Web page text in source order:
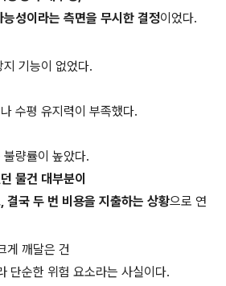
성이라는 측면을 무시한 결정이었다.
기능이 없었다.
수평 유지력이 부족했다.
량률이 높았다.
물건 대부분이
결국 두 번 비용을 지출하는 상황으로 연
게 깨달은 건
단순한 위험 요소라는 사실이다.